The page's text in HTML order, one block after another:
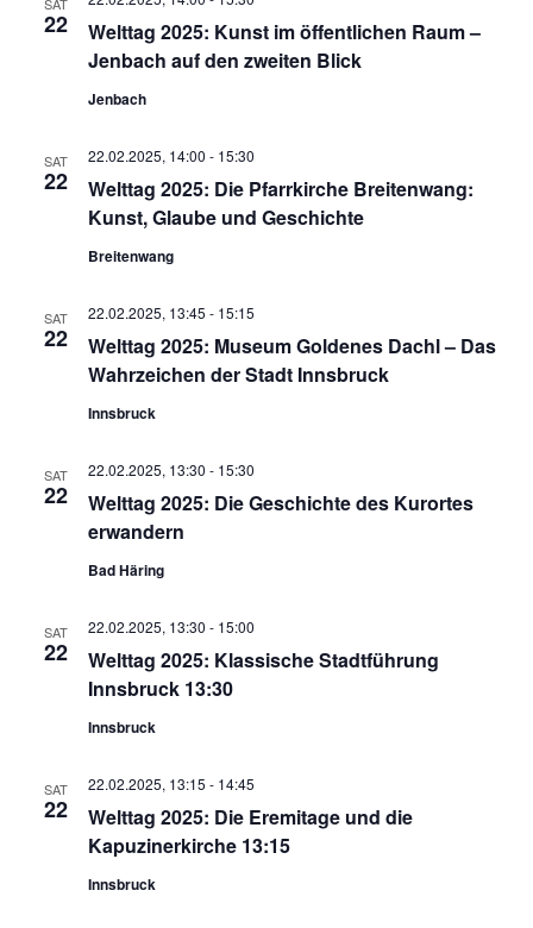
22
Welttag 2025: Kunst im öffentlichen Raum –
Jenbach auf den zweiten Blick
Jenbach
SAT
22
Welttag 2025: Die Pfarrkirche Breitenwang:
Kunst, Glaube und Geschichte
22.02.2025, 14:00 - 15:30
Breitenwang
SAT
22
Welttag 2025: Museum Goldenes Dachl – Das
Wahrzeichen der Stadt Innsbruck
22.02.2025, 13:45 - 15:15
Innsbruck
SAT
22
Welttag 2025: Die Geschichte des Kurortes
erwandern
22.02.2025, 13:30 - 15:30
Bad Häring
SAT
22
Welttag 2025: Klassische Stadtführung
Innsbruck 13:30
22.02.2025, 13:30 - 15:00
Innsbruck
SAT
22
Welttag 2025: Die Eremitage und die
Kapuzinerkirche 13:15
22.02.2025, 13:15 - 14:45
Innsbruck